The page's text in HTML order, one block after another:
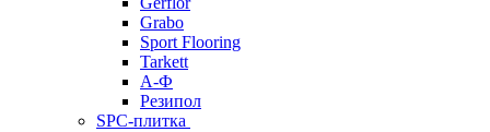
Grabo
Sport Flooring
Tarkett
А-Ф
Резипол
SPC-плитка